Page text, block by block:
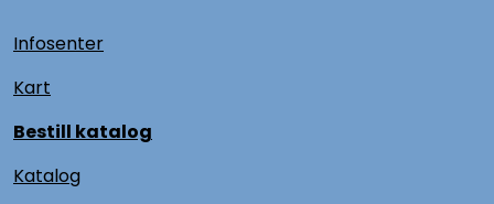
Infosenter
Kart
Bestill katalog
Katalog